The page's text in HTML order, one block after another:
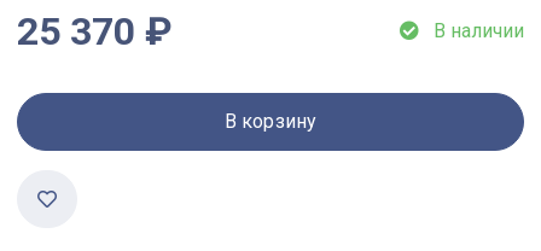
25 370 ₽ В наличии
В корзину